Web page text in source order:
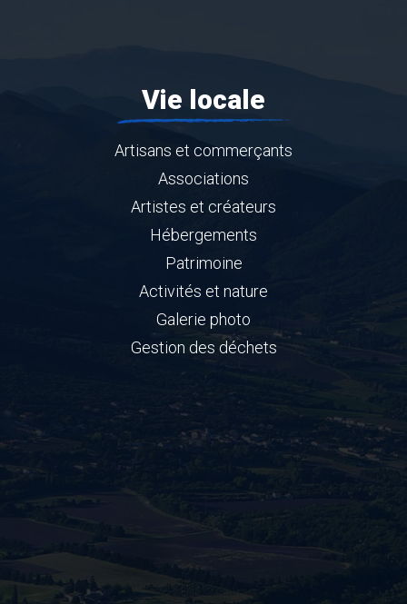
Vie locale
Artisans et commerçants
Associations
Artistes et créateurs
Hébergements
Patrimoine
Activités et nature
Galerie photo
Gestion des déchets